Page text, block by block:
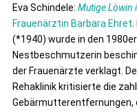
Eva Schindele: Mutige Löwin
Frauenärztin Barbara Ehret
(*1940) wurde in den
Nestbeschmutzerin
der Frauenärzte verklagt.
Rehaklinik kritisierte die
Gebärmutterentfernungen,